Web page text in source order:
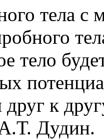
тела с
тело
друг к
Дудин.